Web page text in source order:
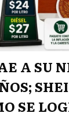
A SU
SE